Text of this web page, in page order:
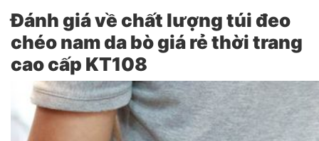
Đánh giá về chất lượng túi đeo
chéo nam da bò giá rẻ thời trang
cao cấp KT108